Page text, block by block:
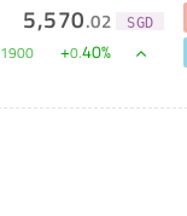
5,570.02 SGD
1900 +0.40%